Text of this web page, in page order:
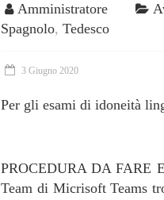
Amministratore
Spagnolo, Tedesco
3 Giugno 2020
Per gli esami di idoneità
PROCEDURA DA FARE
Team di Micrisoft Teams